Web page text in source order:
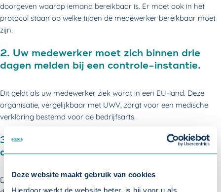
Deze website maakt gebruik van cookies
Hierdoor werkt de website beter, is hij voor u als
doorgeven waarop iemand bereikbaar is. Er moet ook in het
protocol staan op welke tijden de medewerker bereikbaar moet
zijn.
2. Uw medewerker moet zich binnen drie
dagen melden bij een controle-instantie.
Dit geldt als uw medewerker ziek wordt in een EU-land. Deze
organisatie, vergelijkbaar met UWV, zorgt voor een medische
verklaring bestemd voor de bedrijfsarts.
3. Uw medewerker moet zich binnen drie
dagen melden bij een dokter.
Dit geldt als uw medewerker niet in een EU-land verblijft. Deze